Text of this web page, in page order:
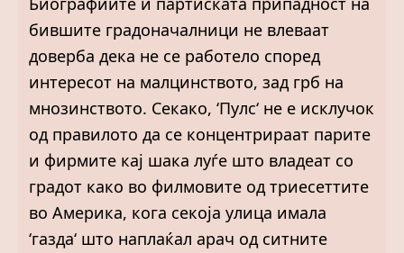
бившите градоначалници не влеваат
доверба дека не се работело според
интересот на малцинството, зад грб на
мнозинството. Секако, ‘Пулс‘ не е исклучок
од правилото да се концентрираат парите
и фирмите кај шака луѓе што владеат со
градот како во филмовите од триесеттите
во Америка, кога секоја улица имала
‘газда‘ што наплаќал арач од ситните